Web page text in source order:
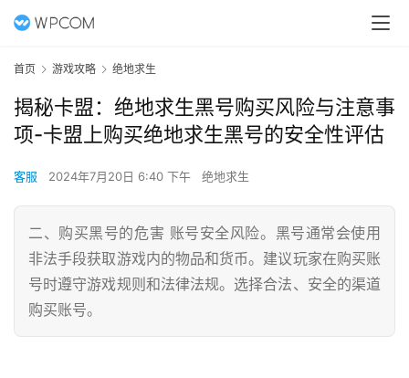
首页 游戏攻略 绝地求生
揭秘卡盟：绝地求生黑号购买风险与注意事
项-卡盟上购买绝地求生黑号的安全性评估
客服 2024年7月20日 6:40 下午 绝地求生
二、购买黑号的危害 账号安全风险。黑号通常会使用
非法手段获取游戏内的物品和货币。建议玩家在购买账
号时遵守游戏规则和法律法规。选择合法、安全的渠道
购买账号。